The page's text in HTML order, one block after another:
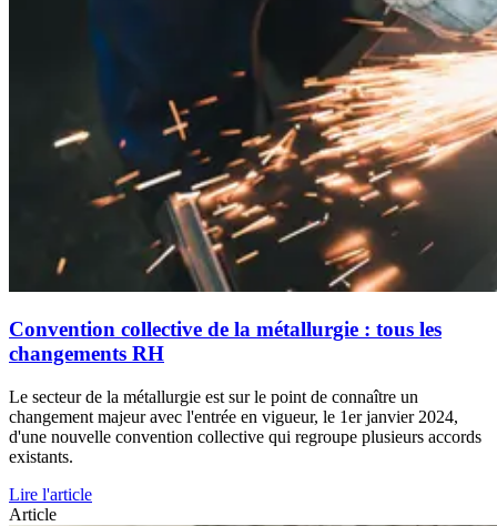
Convention collective de la métallurgie : tous les
changements RH
Le secteur de la métallurgie est sur le point de connaître un
changement majeur avec l'entrée en vigueur, le 1er janvier 2024,
d'une nouvelle convention collective qui regroupe plusieurs accords
existants.
Lire l'article
Article